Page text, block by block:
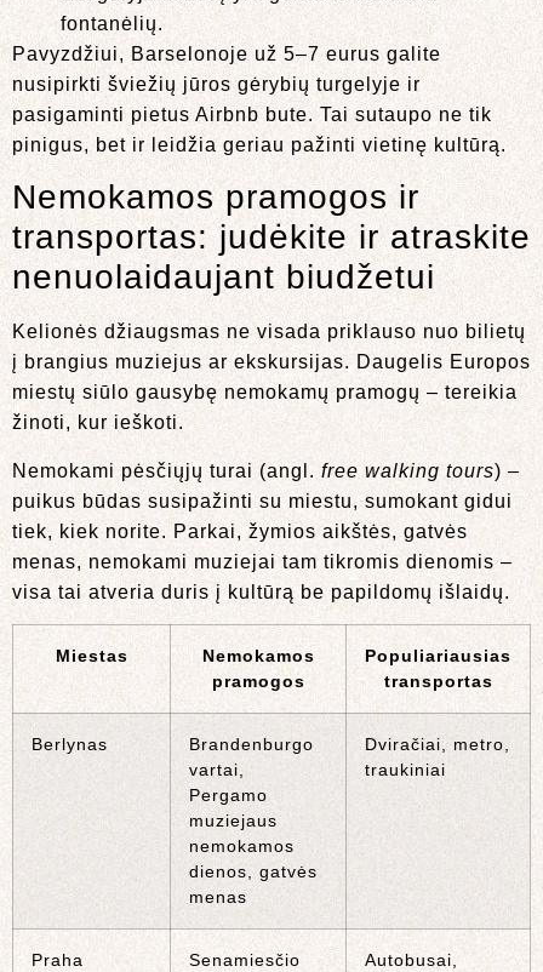
fontanėlių.
Pavyzdžiui, Barselonoje už 5–7 eurus galite
nusipirkti šviežių jūros gėrybių turgelyje ir
pasigaminti pietus Airbnb bute. Tai sutaupo ne tik
pinigus, bet ir leidžia geriau pažinti vietinę kultūrą.
Nemokamos pramogos ir
transportas: judėkite ir atraskite
nenuolaidaujant biudžetui
Kelionės džiaugsmas ne visada priklauso nuo bilietų
į brangius muziejus ar ekskursijas. Daugelis Europos
miestų siūlo gausybę nemokamų pramogų – tereikia
žinoti, kur ieškoti.
Nemokami pėsčiųjų turai (angl. free walking tours) –
puikus būdas susipažinti su miestu, sumokant gidui
tiek, kiek norite. Parkai, žymios aikštės, gatvės
menas, nemokami muziejai tam tikromis dienomis –
visa tai atveria duris į kultūrą be papildomų išlaidų.
Miestas
Nemokamos
pramogos
Populiariausias
transportas
Berlynas
Brandenburgo
vartai,
Pergamo
muziejaus
nemokamos
dienos, gatvės
menas
Dviračiai, metro,
traukiniai
Praha
Senamiesčio
Autobusai,